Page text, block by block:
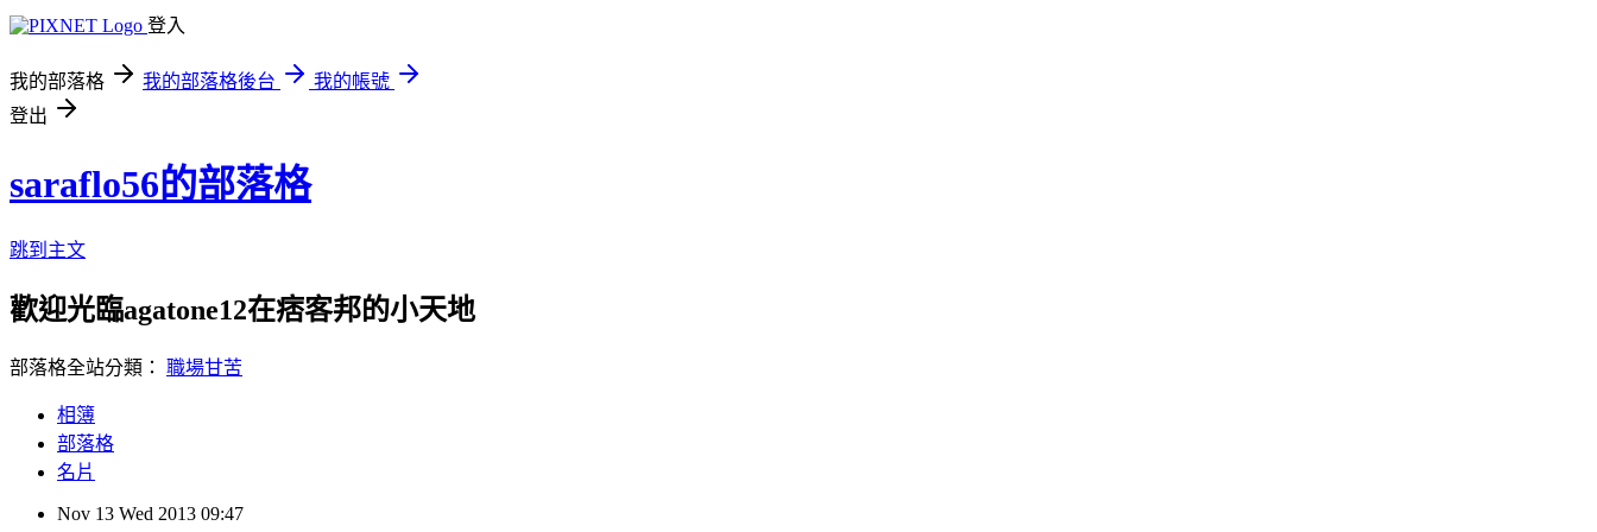
登入
我的部落格 我的部落格後台
我的帳號
登出
saraflo56的部落格
跳到主文
歡迎光臨agatone12在痞客邦的小天地
部落格全站分類： 職場甘苦
相簿
部落格
名片
Nov 13 Wed 2013 09:47